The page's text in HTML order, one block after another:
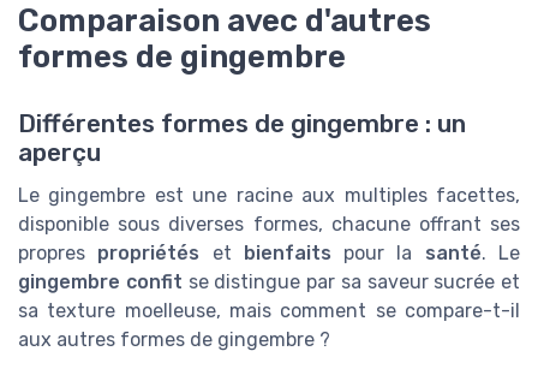
Comparaison avec d'autres
formes de gingembre
Différentes formes de gingembre : un
aperçu
Le gingembre est une racine aux multiples facettes,
disponible sous diverses formes, chacune offrant ses
propres propriétés et bienfaits pour la santé. Le
gingembre confit se distingue par sa saveur sucrée et
sa texture moelleuse, mais comment se compare-t-il
aux autres formes de gingembre ?